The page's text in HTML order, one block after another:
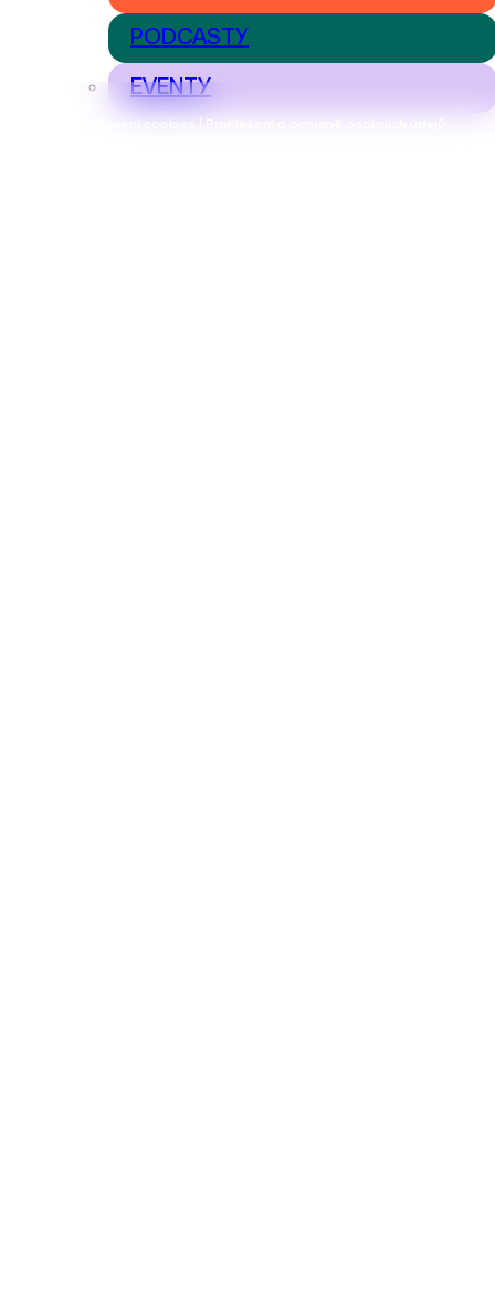
Nastavení cookies | Prohlášení o ochraně osobních údajů
PODCASTY
EVENTY